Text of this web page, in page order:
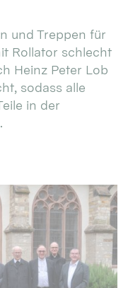
und Treppen für
Rollator schlecht
Heinz Peter Lob
sodass alle
in der